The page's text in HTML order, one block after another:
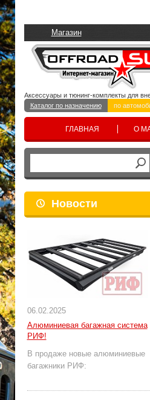
Магазин
Аксессуары и тюнинг-комплекты для
Каталог по назначению
по
ГЛАВНАЯ О
Новости
06.02.2025
Алюминиевая багажная система
РИФ!
В продаже новые алюминиевые
багажники РИФ: